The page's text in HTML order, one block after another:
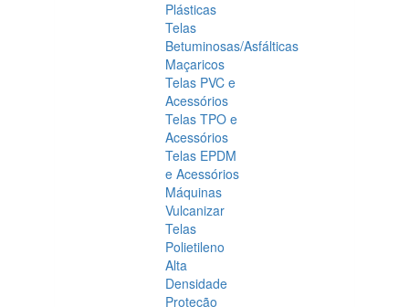
Plásticas
Telas
Betuminosas/Asfálticas
Maçaricos
Telas PVC e
Acessórios
Telas TPO e
Acessórios
Telas EPDM
e Acessórios
Máquinas
Vulcanizar
Telas
Polietileno
Alta
Densidade
Proteção